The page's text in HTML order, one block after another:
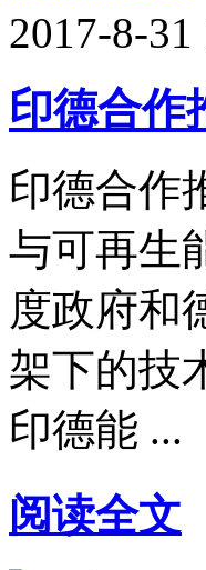
2017-8-31
印德合作
印德合作
与可再生
度政府和
架下的技
印德能 ...
阅读全文